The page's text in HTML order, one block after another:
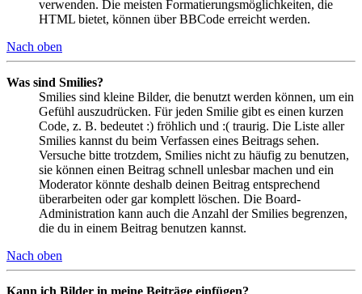
verwenden. Die meisten Formatierungsmöglichkeiten, die
HTML bietet, können über BBCode erreicht werden.
Nach oben
Was sind Smilies?
Smilies sind kleine Bilder, die benutzt werden können, um ein
Gefühl auszudrücken. Für jeden Smilie gibt es einen kurzen
Code, z. B. bedeutet :) fröhlich und :( traurig. Die Liste aller
Smilies kannst du beim Verfassen eines Beitrags sehen.
Versuche bitte trotzdem, Smilies nicht zu häufig zu benutzen,
sie können einen Beitrag schnell unlesbar machen und ein
Moderator könnte deshalb deinen Beitrag entsprechend
überarbeiten oder gar komplett löschen. Die Board-
Administration kann auch die Anzahl der Smilies begrenzen,
die du in einem Beitrag benutzen kannst.
Nach oben
Kann ich Bilder in meine Beiträge einfügen?